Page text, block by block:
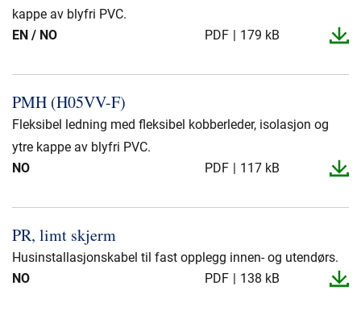
Om oss
kappe av blyfri PVC.
EN / NO
PDF 179 kB
PMH (H05VV-​F)
Fleksibel ledning med fleksibel kobberleder, isolasjon og
ytre kappe av blyfri PVC.
NO
PDF 117 kB
PR, limt skjerm
Husinstallasjonskabel til fast opplegg innen- og utendørs.
NO
PDF 138 kB